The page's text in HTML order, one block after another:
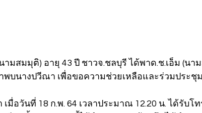
ามสมมุติ) อายุ 43 ปี ชาวจ.ชลบุรี ได้พาด.ช.เอ็ม (น
าพบนางปวีณา เพื่อขอความช่วยเหลือและร่วมประ
เมื่อวันที่ 18 ก.พ. 64 เวลาประมาณ 12.20 น. ได้รับ